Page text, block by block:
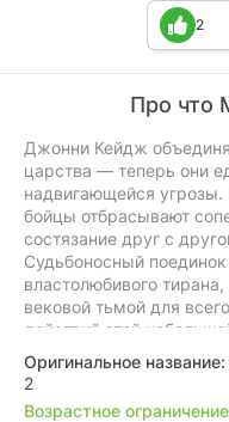
2
Про что
Джонни Кейдж
царства — теперь они
надвигающейся
бойцы отбрасывают
состязание друг с
Судьбоносный
властолюбивого
вековой тьмой для
действий этой
сохранится ли свобода
под гнётом жестокого
Оригинальное название:
2
Возрастное